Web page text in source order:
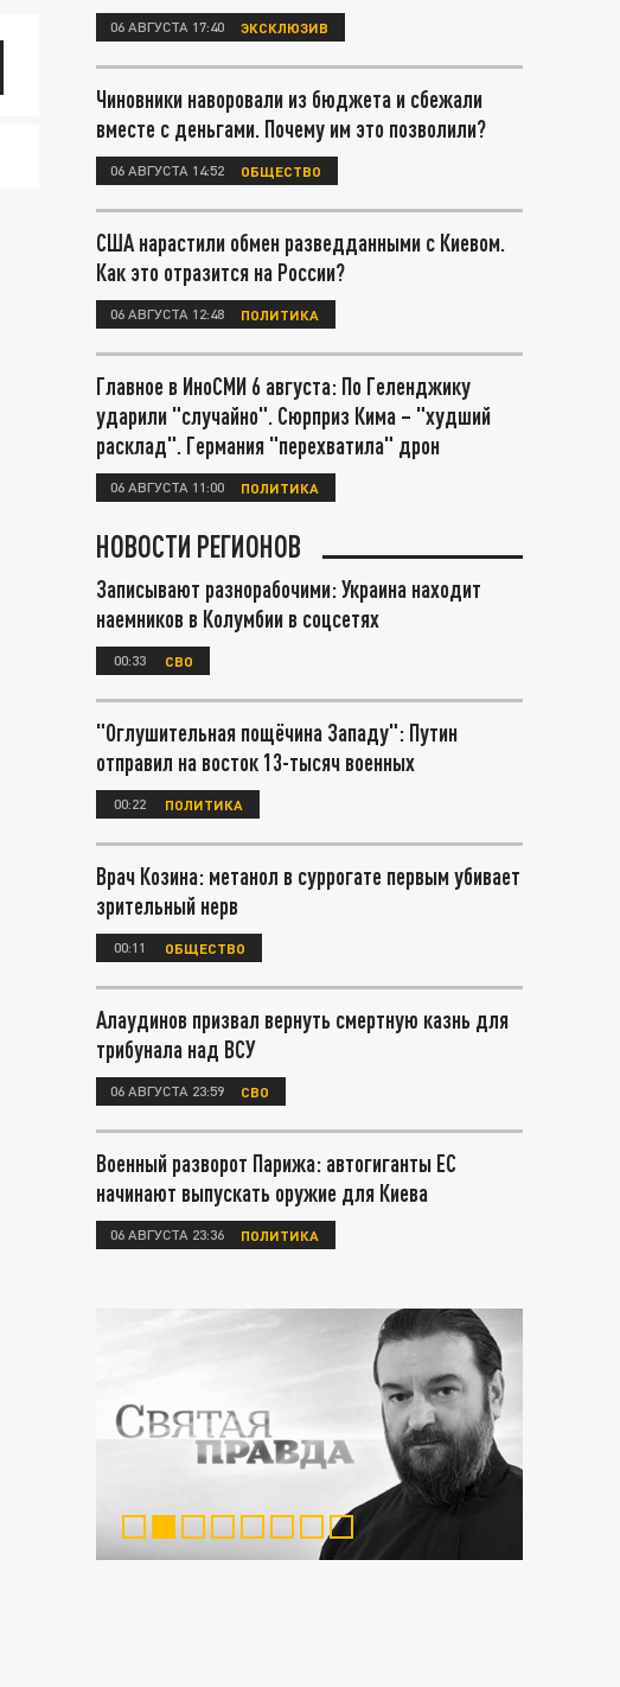
06 АВГУСТА 17:40 ЭКСКЛЮЗИВ
Чиновники наворовали из бюджета и сбежали
вместе с деньгами. Почему им это позволили?
06 АВГУСТА 14:52 ОБЩЕСТВО
США нарастили обмен разведданными с Киевом.
Как это отразится на России?
06 АВГУСТА 12:48 ПОЛИТИКА
Главное в ИноСМИ 6 августа: По Геленджику
ударили "случайно". Сюрприз Кима – "худший
расклад". Германия "перехватила" дрон
06 АВГУСТА 11:00 ПОЛИТИКА
НОВОСТИ РЕГИОНОВ
Записывают разнорабочими: Украина находит
наемников в Колумбии в соцсетях
00:33 СВО
"Оглушительная пощёчина Западу": Путин
отправил на восток 13-тысяч военных
00:22 ПОЛИТИКА
Врач Козина: метанол в суррогате первым убивает
зрительный нерв
00:11 ОБЩЕСТВО
Алаудинов призвал вернуть смертную казнь для
трибунала над ВСУ
06 АВГУСТА 23:59 СВО
Военный разворот Парижа: автогиганты ЕС
начинают выпускать оружие для Киева
06 АВГУСТА 23:36 ПОЛИТИКА